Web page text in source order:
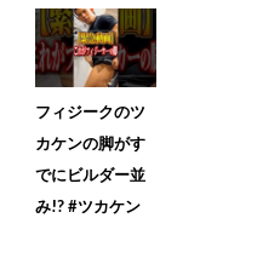
フィジークのツ
カケンの脚がす
でにビルダー並
み!? #ツカケン